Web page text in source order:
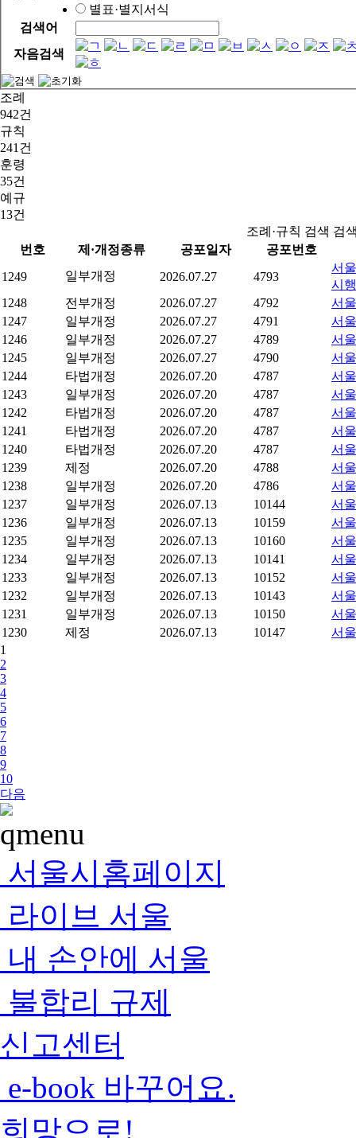
별표·별지서식
검색어
자음검색
조례
942건
규칙
241건
훈령
35건
예규
13건
조례·규칙 검색 검
번호
제·개정종류 공포일자
공포번호
1249
일부개정 2026.07.27 4793
서
시
1248
전부개정 2026.07.27 4792
서
1247
일부개정 2026.07.27 4791
서
1246
일부개정 2026.07.27 4789
서
1245
일부개정 2026.07.27 4790
서
1244
타법개정 2026.07.20 4787
서
1243
일부개정 2026.07.20 4787
서
1242
타법개정 2026.07.20 4787
서
1241
타법개정 2026.07.20 4787
서
1240
타법개정 2026.07.20 4787
서
1239
제정 2026.07.20 4788
서
1238
일부개정 2026.07.20 4786
서
1237
일부개정 2026.07.13 10144
서
1236
일부개정 2026.07.13 10159
서
1235
일부개정 2026.07.13 10160
서
1234
일부개정 2026.07.13 10141
서
1233
일부개정 2026.07.13 10152
서
1232
일부개정 2026.07.13 10143
서
1231
일부개정 2026.07.13 10150
서
1230
제정 2026.07.13 10147
서
1
2
3
4
5
6
7
8
9
10
다음
서울시홈페이지
라이브 서울
내 손안에 서울
불합리 규제
신고센터
e-book 바꾸어요.
희망으로!